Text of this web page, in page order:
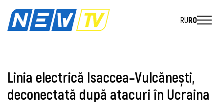
RURO
Linia electrică Isaccea–Vulcănești,
deconectată după atacuri în Ucraina